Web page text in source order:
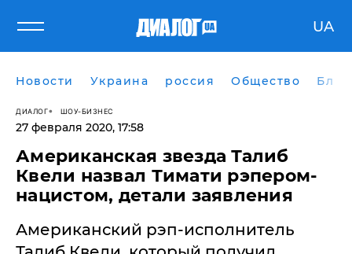
UA
Новости Украина россия Общество
ДИАЛОГ ШОУ-БИЗНЕС
27 февраля 2020, 17:58
Американская звезда Талиб
Квели назвал Тимати рэпером-
нацистом, детали заявления
Американский рэп-исполнитель